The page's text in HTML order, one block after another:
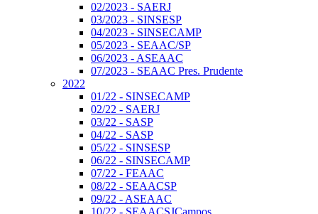
02/2023 - SAERJ
03/2023 - SINSESP
04/2023 - SINSECAMP
05/2023 - SEAAC/SP
06/2023 - ASEAAC
07/2023 - SEAAC Pres. Prudente
2022
01/22 - SINSECAMP
02/22 - SAERJ
03/22 - SASP
04/22 - SASP
05/22 - SINSESP
06/22 - SINSECAMP
07/22 - FEAAC
08/22 - SEAACSP
09/22 - ASEAAC
10/22 - SEAACSJCampos